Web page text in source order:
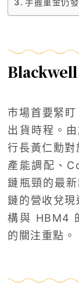
手握重金仍
Blackwell
市場首要緊
出貨時程。
行長黃仁勳
產能調配、
鏈瓶頸的最
鏈的營收兌
構與 HBM4
的關注重點。